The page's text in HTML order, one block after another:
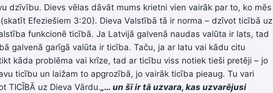
dzīvību. Dievs vēlas dāvāt mums krietni vien vairāk par to, ko mēs
Efeziešiem 3:20). Dieva Valstībā tā ir norma – dzīvot ticībā uz
funkcionē ticībā. Ja Latvijā galvenā naudas valūta ir lats, tad
galvenā garīgā valūta ir ticība. Taču, ja ar latu vai kādu citu
kāda problēma vai krīze, tad ar ticību viss notiek tieši pretēji – jo
ticību un laižam to apgrozībā, jo vairāk ticība pieaug. Tu vari
TICĪBĀ uz Dieva Vārdu.„… un šī ir tā uzvara, kas uzvarējusi